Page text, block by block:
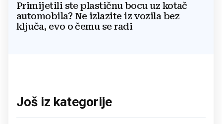
Primijetili ste plastičnu bocu uz kotač
automobila? Ne izlazite iz vozila bez
ključa, evo o čemu se radi
Još iz kategorije